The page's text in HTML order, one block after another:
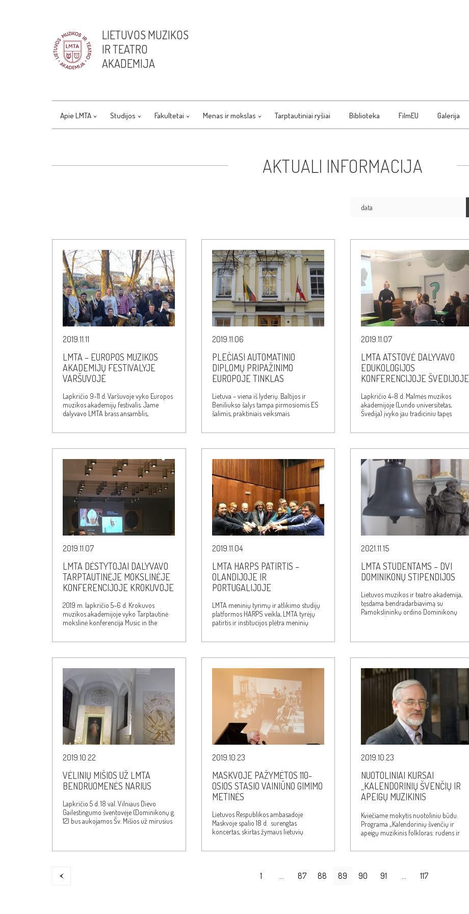
LIETUVOS MUZIKOS
IR TEATRO
AKADEMIJA
Apie LMTA Studijos Fakultetai Menas ir mokslas Tarptautiniai ryšiai Biblioteka FilmEU Galerija
AKTUALI INFORMACIJA
data
2019.11.11
LMTA – EUROPOS MUZIKOS
AKADEMIJŲ FESTIVALYJE
VARŠUVOJE
Lapkričio 9-11 d. Varšuvoje vyko Europos
muzikos akademijų festivalis. Jame
dalyvavo LMTA brass ansamblis,
2019.11.06
PLEČIASI AUTOMATINIO
DIPLOMŲ PRIPAŽINIMO
EUROPOJE TINKLAS
Lietuva – viena iš lyderių. Baltijos ir
Beniliukso šalys tampa pirmosiomis ES
šalimis, praktiniais veiksmais
2019.11.07
LMTA ATSTOVĖ DALYVAVO
EDUKOLOGIJOS
KONFERENCIJOJE ŠVEDIJOJE
Lapkričio 4–8 d. Malmės muzikos
akademijoje (Lundo universitetas,
Švedija) įvyko jau tradiciniu tapęs
2019.11.07
LMTA DĖSTYTOJAI DALYVAVO
TARPTAUTINĖJE MOKSLINĖJE
KONFERENCIJOJE KROKUVOJE
2019 m. lapkričio 5–6 d. Krokuvos
muzikos akademijoje vyko Tarptautinė
mokslinė konferencija Music in the
2019.11.04
LMTA HARPS PATIRTIS –
OLANDIJOJE IR
PORTUGALIJOJE
LMTA meninių tyrimų ir atlikimo studijų
platformos HARPS veikla, LMTA tyrėjų
patirtis ir institucijos plėtra meninių
2021.11.15
LMTA STUDENTAMS – DVI
DOMINIKONŲ STIPENDIJOS
Lietuvos muzikos ir teatro akademija,
tęsdama bendradarbiavimą su
Pamokslininkų ordino Dominikonų
2019.10.22
VĖLINIŲ MIŠIOS UŽ LMTA
BENDRUOMENĖS NARIUS
Lapkričio 5 d. 18 val. Vilniaus Dievo
Gailestingumo šventovėje (Dominikonų g.
12) bus aukojamos Šv. Mišios už mirusius
2019.10.23
MASKVOJE PAŽYMĖTOS 110-
OSIOS STASIO VAINIŪNO GIMIMO
METINĖS
Lietuvos Respublikos ambasadoje
Maskvoje spalio 18 d. surengtas
koncertas, skirtas žymaus lietuvių
2019.10.23
NUOTOLINIAI KURSAI
„KALENDORINIŲ ŠVENČIŲ IR
APEIGŲ MUZIKINIS
Kviečiame mokytis nuotoliniu būdu.
Programa „Kalendorinių švenčių ir
apeigų muzikinis folkloras: rudens ir
1 … 87 88 89 90 91 … 117